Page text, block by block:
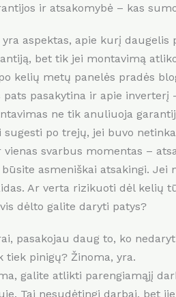
ir atsakomybė – kas
yra aspektas, apie kurį
bet tik jei montavimą
kelių metų panelės pradės
pats pasakytina ir apie
ne tik anuliuoja
sugesti po trejų, jei buvo
vienas svarbus momentas –
asmeniškai atsakingi.
Ar verta rizikuoti dėl kelių
dėlto galite daryti patys?
pasakojau daug to, ko
tiek pinigų? Žinoma, yra.
galite atlikti parengiamąjį
Tai nesudėtingi darbai, bet